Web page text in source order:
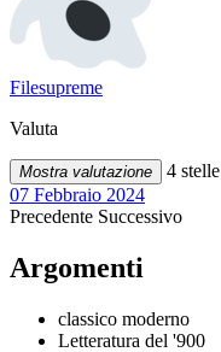
Filesupreme
Valuta
Mostra valutazione
4 stelle
07 Febbraio 2024
Precedente Successivo
Argomenti
classico moderno
Letteratura del '900